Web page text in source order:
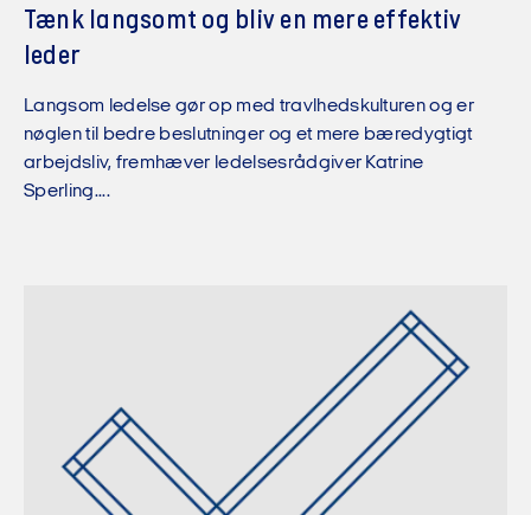
Tænk langsomt og bliv en mere effektiv
leder
Langsom ledelse gør op med travlhedskulturen og er
nøglen til bedre beslutninger og et mere bæredygtigt
arbejdsliv, fremhæver ledelsesrådgiver Katrine
Sperling....